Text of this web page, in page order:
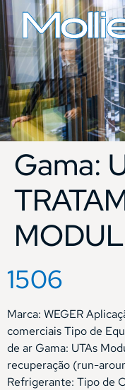
Gama:
1506
Marca: WEGER
comerciais Tipo de
de ar Gama: UTAs
recuperação (run-
Refrigerante: Tipo de